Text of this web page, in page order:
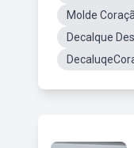
Molde
Decalque